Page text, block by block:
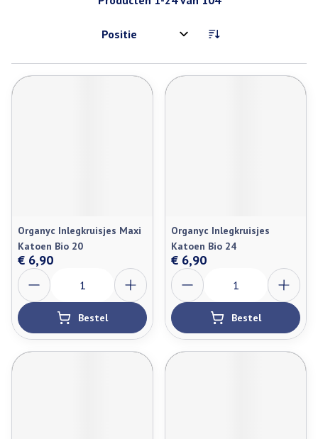
Sorteer op:
Organyc Inlegkruisjes Maxi
Katoen Bio 20
€ 6,90
Aantal
Bestel
Organyc Inlegkruisjes
Katoen Bio 24
€ 6,90
Aantal
Bestel